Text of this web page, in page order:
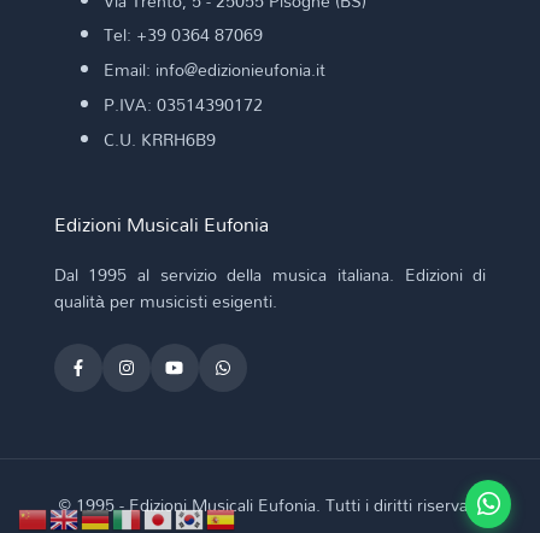
Tel: +39 0364 87069
Email: info@edizionieufonia.it
P.IVA: 03514390172
C.U. KRRH6B9
Edizioni Musicali Eufonia
Dal 1995 al servizio della musica italiana. Edizioni di
qualità per musicisti esigenti.
© 1995 - Edizioni Musicali Eufonia. Tutti i diritti riservati.